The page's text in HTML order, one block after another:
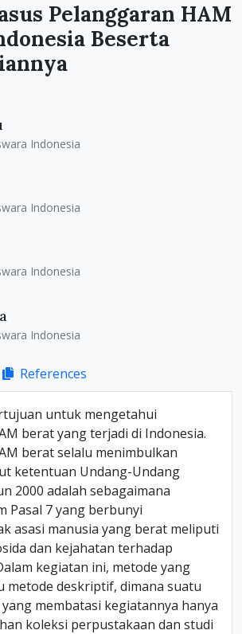
Pelanggaran HAM
Beserta
Indonesia
Indonesia
Indonesia
Indonesia
References
untuk mengetahui
berat yang terjadi di Indonesia.
berat selalu menimbulkan
ketentuan Undang-Undang
2000 adalah sebagaimana
Pasal 7 yang berbunyi
asasi manusia yang berat meliputi
dan kejahatan terhadap
kegiatan ini, metode yang
metode deskriptif, dimana suatu
membatasi kegiatannya hanya
koleksi perpustakaan dan studi